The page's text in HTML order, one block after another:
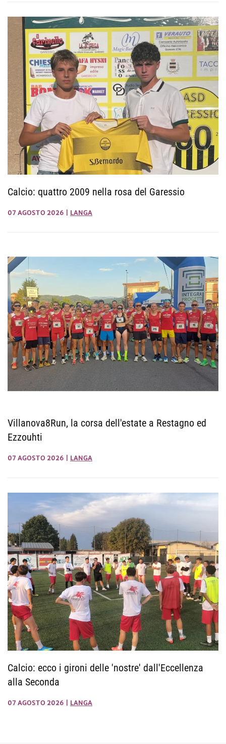
Calcio: quattro 2009 nella rosa del Garessio
07 AGOSTO 2026 LANGA
Villanova8Run, la corsa dell'estate a Restagno ed
Ezzouhti
07 AGOSTO 2026 LANGA
Calcio: ecco i gironi delle 'nostre' dall'Eccellenza
alla Seconda
07 AGOSTO 2026 LANGA